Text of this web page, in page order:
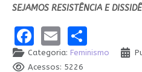
SEJAMOS RESISTÊNCIA E
Facebook
EmailShare
Categoria: Feminismo
Acessos: 5226